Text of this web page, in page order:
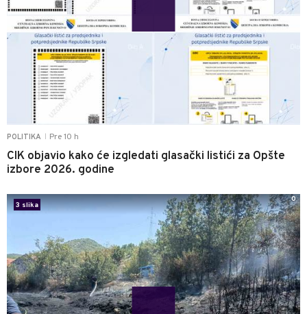
POLITIKA Pre 10 h
CIK objavio kako će izgledati glasački listići za Opšte
izbore 2026. godine
3 slika
0